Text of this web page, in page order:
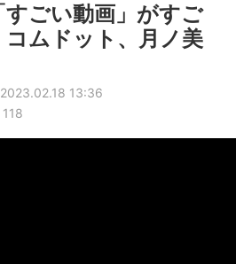
ごい動画」がすご
ムドット、月ノ美
2023.02.18 13:36
118